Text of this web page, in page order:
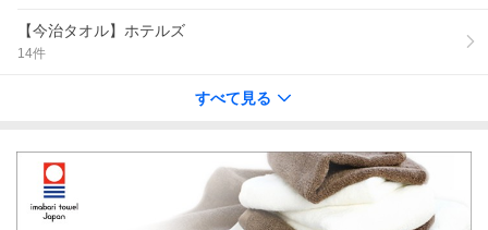
【今治タオル】ホテルズ
14件
すべて見る